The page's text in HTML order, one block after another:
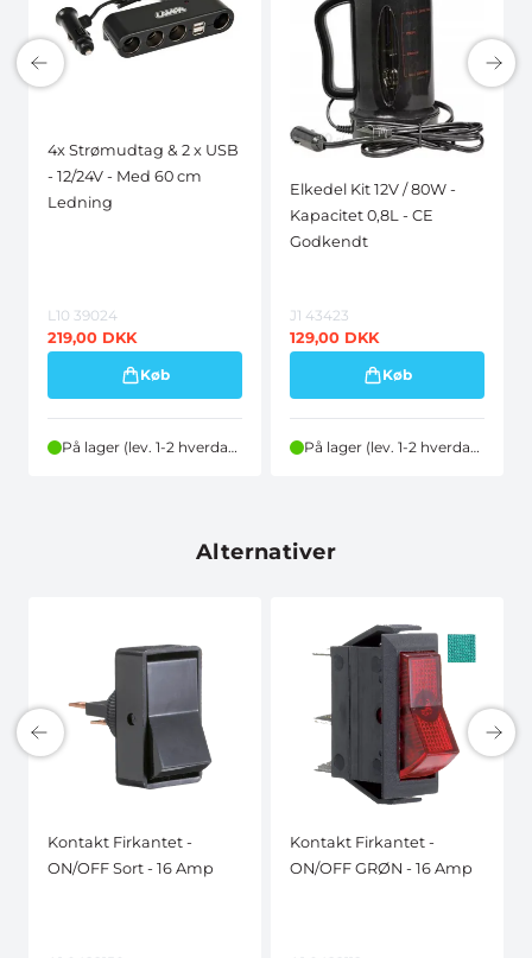
4x Strømudtag & 2 x USB
- 12/24V - Med 60 cm
Ledning
L10 39024
219,00 DKK
Køb
På lager (lev. 1-2 hverdage)
Elkedel Kit 12V / 80W -
Kapacitet 0,8L - CE
Godkendt
J1 43423
129,00 DKK
Køb
På lager (lev. 1-2 hverdage)
Alternativer
Kontakt Firkantet -
ON/OFF Sort - 16 Amp
Kontakt Firkantet -
ON/OFF GRØN - 16 Amp